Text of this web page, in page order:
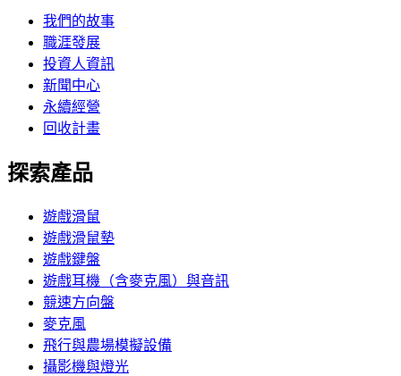
我們的故事
職涯發展
投資人資訊
新聞中心
永續經營
回收計畫
探索產品
遊戲滑鼠
遊戲滑鼠墊
遊戲鍵盤
遊戲耳機（含麥克風）與音訊
競速方向盤
麥克風
飛行與農場模擬設備
攝影機與燈光